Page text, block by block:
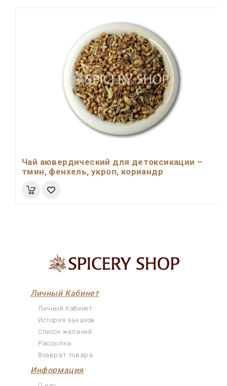
Чай аювердический для детоксикации –
тмин, фенхель, укроп, кориандр
Личный Кабинет
Личный Кабинет
История заказов
Список желаний
Рассылка
Возврат товара
Информация